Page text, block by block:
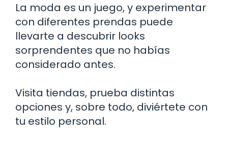
La moda es un juego, y experimentar
con diferentes prendas puede
llevarte a descubrir looks
sorprendentes que no habías
considerado antes.
Visita tiendas, prueba distintas
opciones y, sobre todo, diviértete con
tu estilo personal.